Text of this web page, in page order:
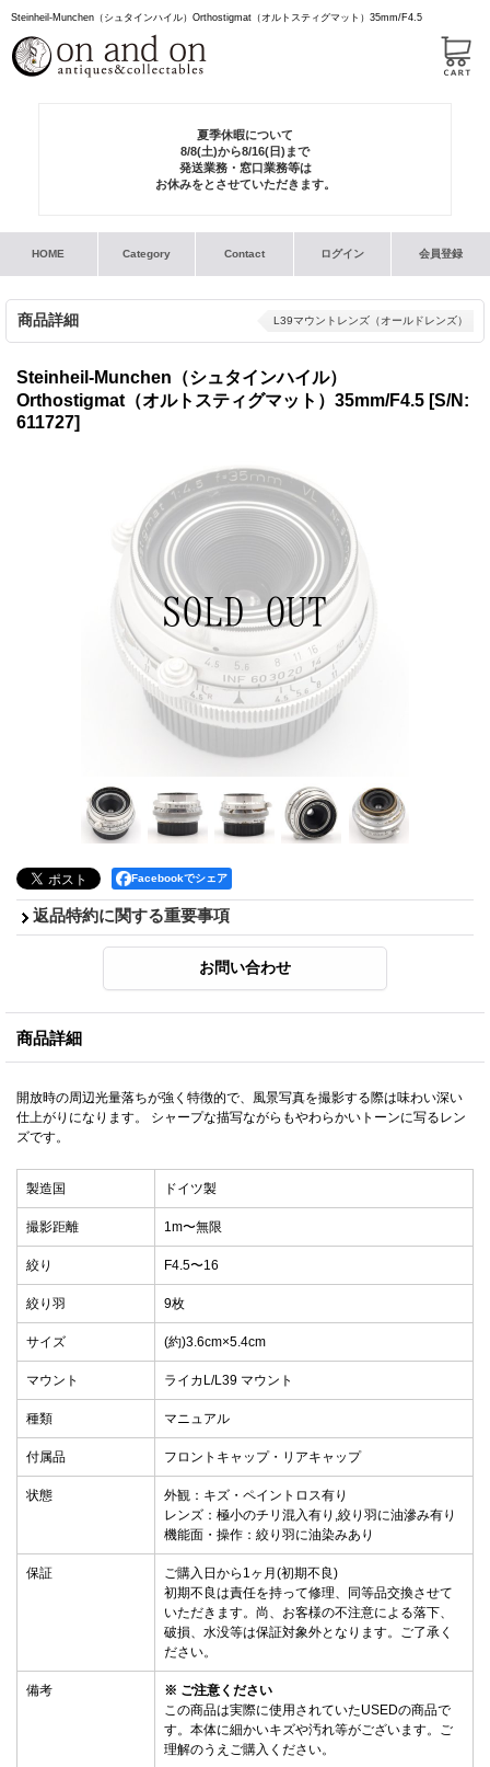
Steinheil-Munchen（シュタインハイル）Orthostigmat（オルトスティグマット）35mm/F4.5
夏季休暇について
8/8(土)から8/16(日)まで
発送業務・窓口業務等は
お休みをとさせていただきます。
HOME Category Contact ログイン 会員登録
商品詳細 L39マウントレンズ（オールドレンズ）
Steinheil-Munchen（シュタインハイル）
Orthostigmat（オルトスティグマット）35mm/F4.5 [S/N:
611727]
Facebookでシェア
返品特約に関する重要事項
商品詳細
開放時の周辺光量落ちが強く特徴的で、風景写真を撮影する際は味わい深い
仕上がりになります。 シャープな描写ながらもやわらかいトーンに写るレン
ズです。
製造国 ドイツ製
撮影距離 1m〜無限
絞り F4.5〜16
絞り羽 9枚
サイズ (約)3.6cm×5.4cm
マウント ライカL/L39 マウント
種類 マニュアル
付属品 フロントキャップ・リアキャップ
状態
外観：キズ・ペイントロス有り
レンズ：極小のチリ混入有り,絞り羽に油滲み有り
機能面・操作：絞り羽に油染みあり
保証
ご購入日から1ヶ月(初期不良)
初期不良は責任を持って修理、同等品交換させて
いただきます。尚、お客様の不注意による落下、
破損、水没等は保証対象外となります。ご了承く
ださい。
備考
※ ご注意ください
この商品は実際に使用されていたUSEDの商品で
す。本体に細かいキズや汚れ等がございます。ご
理解のうえご購入ください。